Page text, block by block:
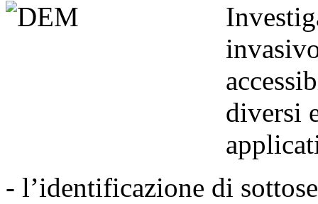
diversi
- l’identificazione di